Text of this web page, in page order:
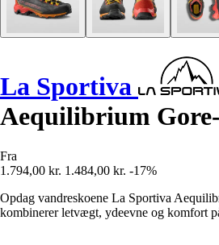
La Sportiva
Aequilibrium
Fra
1.794,00 kr. 1.484,00 kr. -17%
Opdag vandreskoene La Sportiva
kombinerer letvægt, ydeevne og komfort